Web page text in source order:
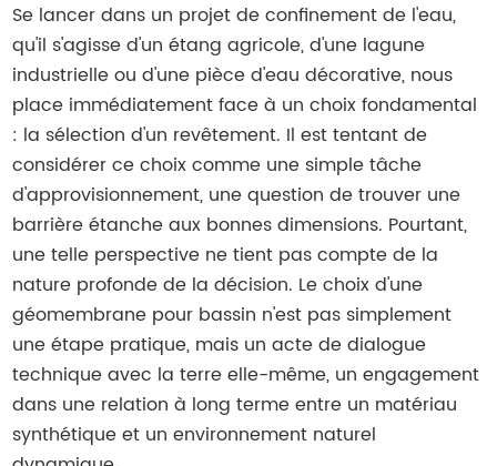
Se lancer dans un projet de confinement de l'eau,
qu'il s'agisse d'un étang agricole, d'une lagune
industrielle ou d'une pièce d'eau décorative, nous
place immédiatement face à un choix fondamental
: la sélection d'un revêtement. Il est tentant de
considérer ce choix comme une simple tâche
d'approvisionnement, une question de trouver une
barrière étanche aux bonnes dimensions. Pourtant,
une telle perspective ne tient pas compte de la
nature profonde de la décision. Le choix d'une
géomembrane pour bassin n'est pas simplement
une étape pratique, mais un acte de dialogue
technique avec la terre elle-même, un engagement
dans une relation à long terme entre un matériau
synthétique et un environnement naturel